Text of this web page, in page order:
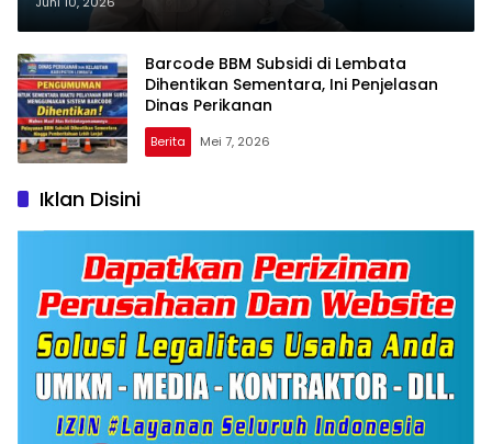
Nelayan
Barcode BBM Subsidi di Lembata
Dihentikan Sementara, Ini Penjelasan
Dinas Perikanan
Berita Mei 7, 2026
Iklan Disini